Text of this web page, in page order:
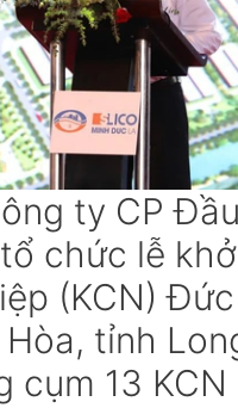
ty CP
chức lễ
(KCN)
tỉnh
cụm 13